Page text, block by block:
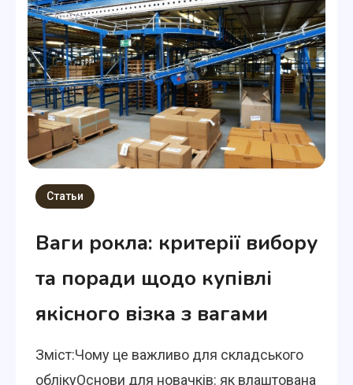
Статьи
Ваги рокла: критерії вибору
та поради щодо купівлі
якісного візка з вагами
Зміст:Чому це важливо для складського
облікуОснови для новачків: як влаштована